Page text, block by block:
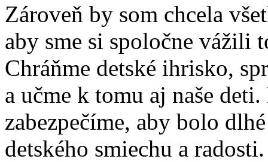
Zároveň by som chcela
aby sme si spoločne vážili
Chráňme detské ihrisko,
a učme k tomu aj naše
zabezpečíme, aby bolo
detského smiechu a radosti.